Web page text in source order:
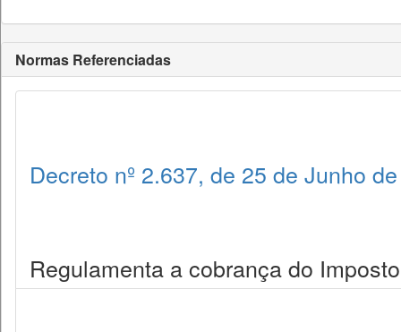
Normas Referenciadas
Decreto nº 2.637, de 25 de Junho
Regulamenta a cobrança do